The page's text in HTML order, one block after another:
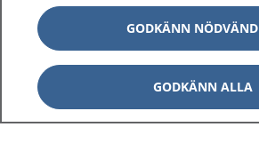
Hantering av kakor
Inställningar för kakor
GODKÄNN
GODKÄNN ALLA